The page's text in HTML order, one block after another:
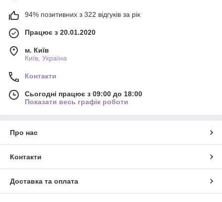
94% позитивних з 322 відгуків за рік
Працює з 20.01.2020
м. Київ
Київ, Україна
Контакти
Сьогодні працює з 09:00 до 18:00
Показати весь графік роботи
Про нас
Контакти
Доставка та оплата